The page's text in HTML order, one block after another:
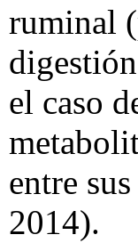
ruminal
el caso
entre
2014).